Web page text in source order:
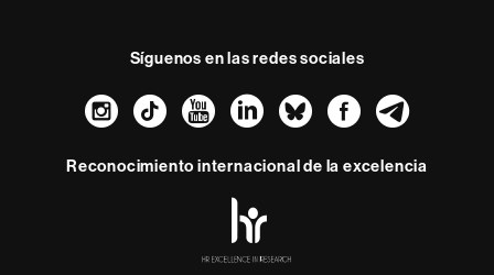
Síguenos en las redes sociales
Instagram
TikTokYouTube
LinkedIn
Bluesky
Reconocimiento internacional de la excelencia